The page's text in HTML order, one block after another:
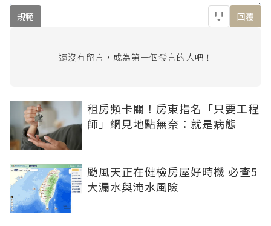
規範 回覆
還沒有留言，成為第一個發言的人吧！
租房頻卡關！房東指名「只要工程
師」網見地點無奈：就是病態
颱風天正在健檢房屋好時機 必查5
大漏水與淹水風險